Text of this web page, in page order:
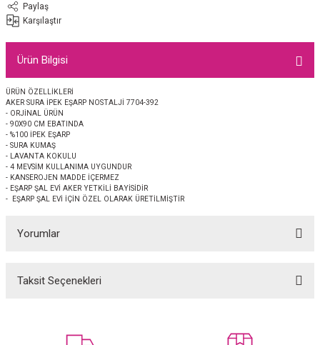
EŞARP 2025-2026 SONBAHAR KIŞ
EŞARP
JAKAR ŞAL
İpek Koton Şal
Paylaş
Karşılaştır
Ürün Bilgisi
ÜRÜN ÖZELLİKLERİ
AKER SURA İPEK EŞARP NOSTALJİ 7704-392
- ORJİNAL ÜRÜN
- 90X90 CM EBATINDA
- %100 İPEK EŞARP
- SURA KUMAŞ
- LAVANTA KOKULU
- 4 MEVSİM KULLANIMA UYGUNDUR
- KANSEROJEN MADDE İÇERMEZ
- EŞARP ŞAL EVİ AKER YETKİLİ BAYİSİDİR
- EŞARP ŞAL EVİ İÇİN ÖZEL OLARAK ÜRETİLMİŞTİR
Yorumlar
Taksit Seçenekleri